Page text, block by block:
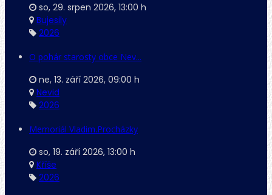
so, 29. srpen 2026, 13:00 h
Bujesily
2026
O pohár starosty obce Nev...
ne, 13. září 2026, 09:00 h
Nevid
2026
Memoriál Vladim.Procházky
so, 19. září 2026, 13:00 h
Kříše
2026